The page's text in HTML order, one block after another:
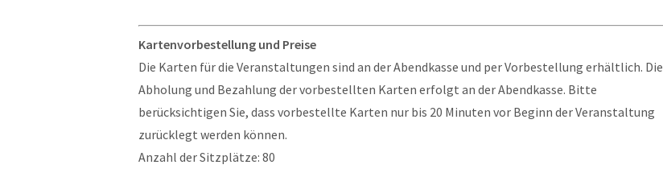
Kartenvorbestellung und Preise
Die Karten für die Veranstaltungen sind an der Abendkasse und per Vorbestellung erhältlich. Die
Abholung und Bezahlung der vorbestellten Karten erfolgt an der Abendkasse. Bitte
berücksichtigen Sie, dass vorbestellte Karten nur bis 20 Minuten vor Beginn der Veranstaltung
zurücklegt werden können.
Anzahl der Sitzplätze: 80